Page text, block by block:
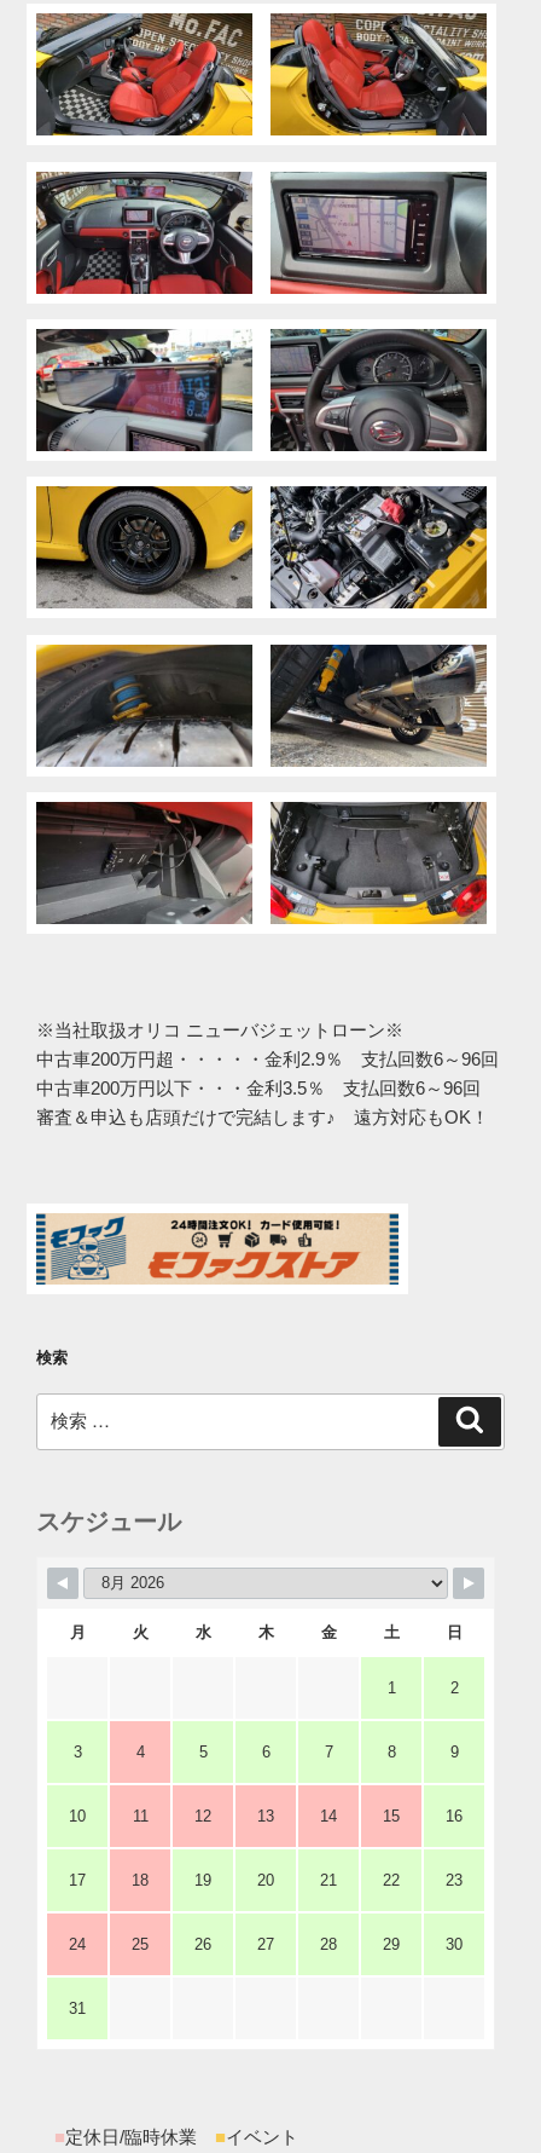
※当社取扱オリコ ニューバジェットローン※
中古車200万円超・・・・・金利2.9％ 支払回数6～96回
中古車200万円以下・・・金利3.5％ 支払回数6～96回
審査＆申込も店頭だけで完結します♪ 遠方対応もOK！
検索
索:
スケジュール
月 火 水 木 金 土 日
1 2
3 4 5 6 7 8 9
10 11 12 13 14 15 16
17 18 19 20 21 22 23
24 25 26 27 28 29 30
31
■定休日/臨時休業 ■イベント